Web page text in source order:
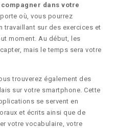
dans votre
où, vous pourrez
travaillant sur des exercices et
moment. Au début, les
mais le temps sera votre
trouverez également des
sur votre smartphone. Cette
se servent en
et écrits ainsi que de
votre vocabulaire, votre